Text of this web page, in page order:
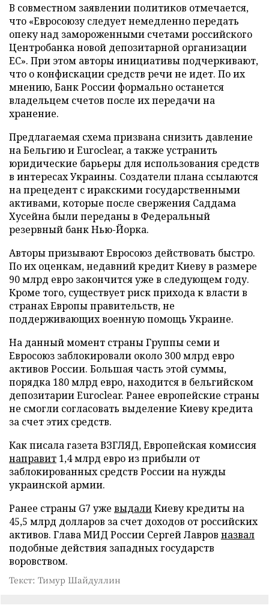
В совместном заявлении политиков отмечается,
что «Евросоюзу следует немедленно передать
опеку над замороженными счетами российского
Центробанка новой депозитарной организации
ЕС». При этом авторы инициативы подчеркивают,
что о конфискации средств речи не идет. По их
мнению, Банк России формально останется
владельцем счетов после их передачи на
хранение.
Предлагаемая схема призвана снизить давление
на Бельгию и Euroclear, а также устранить
юридические барьеры для использования средств
в интересах Украины. Создатели плана ссылаются
на прецедент с иракскими государственными
активами, которые после свержения Саддама
Хусейна были переданы в Федеральный
резервный банк Нью-Йорка.
Авторы призывают Евросоюз действовать быстро.
По их оценкам, недавний кредит Киеву в размере
90 млрд евро закончится уже в следующем году.
Кроме того, существует риск прихода к власти в
странах Европы правительств, не
поддерживающих военную помощь Украине.
На данный момент страны Группы семи и
Евросоюз заблокировали около 300 млрд евро
активов России. Большая часть этой суммы,
порядка 180 млрд евро, находится в бельгийском
депозитарии Euroclear. Ранее европейские страны
не смогли согласовать выделение Киеву кредита
за счет этих средств.
Как писала газета ВЗГЛЯД, Европейская комиссия
направит 1,4 млрд евро из прибыли от
заблокированных средств России на нужды
украинской армии.
Ранее страны G7 уже выдалиКиеву кредиты на
45,5 млрд долларов за счет доходов от российских
активов. Глава МИД России Сергей Лавров назвал
подобные действия западных государств
воровством.
Текст: Тимур Шайдуллин